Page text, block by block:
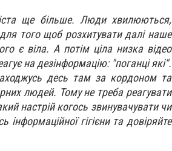
ще більше. Люди хвилюються,
того щоб розхитувати далі наше
є віла. А потім ціла низка відео
на дезінформацію: "поганці які".
десь там за кордоном та
людей. Тому не треба реагувати
настрій когось звинувачувати чи
гігієни та довіряйте